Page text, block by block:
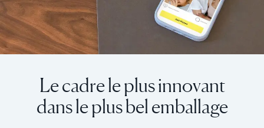
Le cadre le plus innovant
dans le plus bel emballage